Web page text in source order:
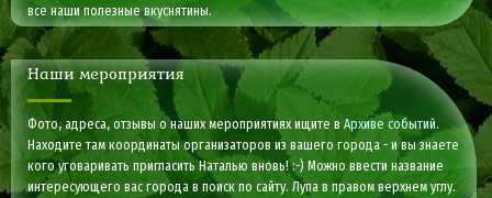
все наши полезные вкуснятины.
Наши мероприятия
Фото, адреса, отзывы о наших мероприятиях ищите вАрхиве событий.
Находите там координаты организаторов из вашего города - и вы знаете
кого уговаривать пригласить Наталью вновь! :-) Можно ввести название
интересующего вас города в поиск по сайту. Лупа в правом верхнем углу.